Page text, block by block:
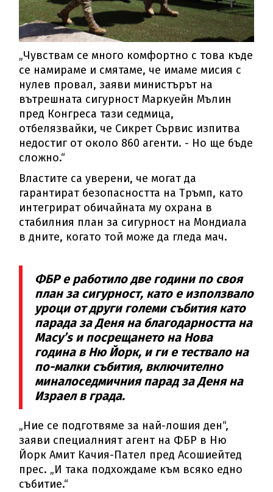
„Чувствам се много комфортно с това къде
се намираме и смятаме, че имаме мисия с
нулев провал, заяви министърът на
вътрешната сигурност Маркуейн Мълин
пред Конгреса тази седмица,
отбелязвайки, че Сикрет Сървис изпитва
недостиг от около 860 агенти. - Но ще бъде
сложно.“
Властите са уверени, че могат да
гарантират безопасността на Тръмп, като
интегрират обичайната му охрана в
стабилния план за сигурност на Мондиала
в дните, когато той може да гледа мач.
ФБР е работило две години по своя
план за сигурност, като е използвало
уроци от други големи събития като
парада за Деня на благодарността на
Macy’s и посрещането на Нова
година в Ню Йорк, и ги е тествало на
по-малки събития, включително
миналоседмичния парад за Деня на
Израел в града.
„Ние се подготвяме за най-лошия ден“,
заяви специалният агент на ФБР в Ню
Йорк Амит Качия-Пател пред Асошиейтед
прес. „И така подхождаме към всяко едно
събитие.“